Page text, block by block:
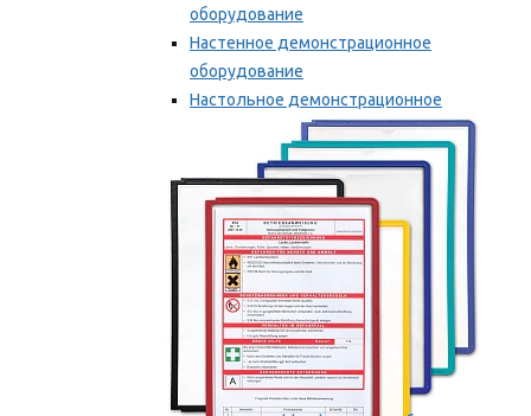
оборудование
Настенное демонстрационное
оборудование
Настольное демонстрационное
оборудование
Мы рекомендуем